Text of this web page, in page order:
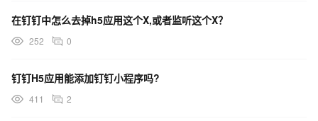
在钉钉中怎么去掉h5应用这个X,或者监听这个X？
252 0
钉钉H5应用能添加钉钉小程序吗?
411 2